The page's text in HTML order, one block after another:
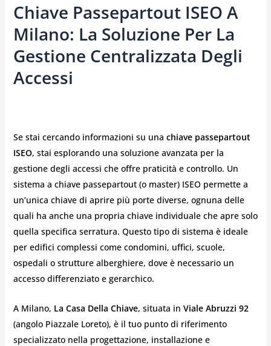
Chiave Passepartout ISEO A
Milano: La Soluzione Per La
Gestione Centralizzata Degli
Accessi
Se stai cercando informazioni su una chiave passepartout
ISEO, stai esplorando una soluzione avanzata per la
gestione degli accessi che offre praticità e controllo. Un
sistema a chiave passepartout (o master) ISEO permette a
un’unica chiave di aprire più porte diverse, ognuna delle
quali ha anche una propria chiave individuale che apre solo
quella specifica serratura. Questo tipo di sistema è ideale
per edifici complessi come condomini, uffici, scuole,
ospedali o strutture alberghiere, dove è necessario un
accesso differenziato e gerarchico.
A Milano, La Casa Della Chiave, situata in Viale Abruzzi 92
(angolo Piazzale Loreto), è il tuo punto di riferimento
specializzato nella progettazione, installazione e